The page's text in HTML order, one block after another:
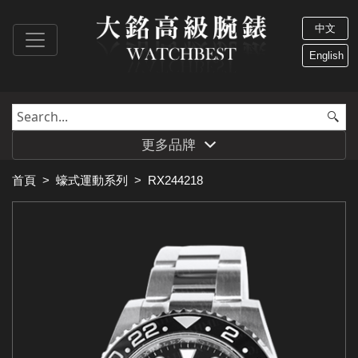
中文
English
更多品牌
首頁 > 蠔式運動系列 > RX244218